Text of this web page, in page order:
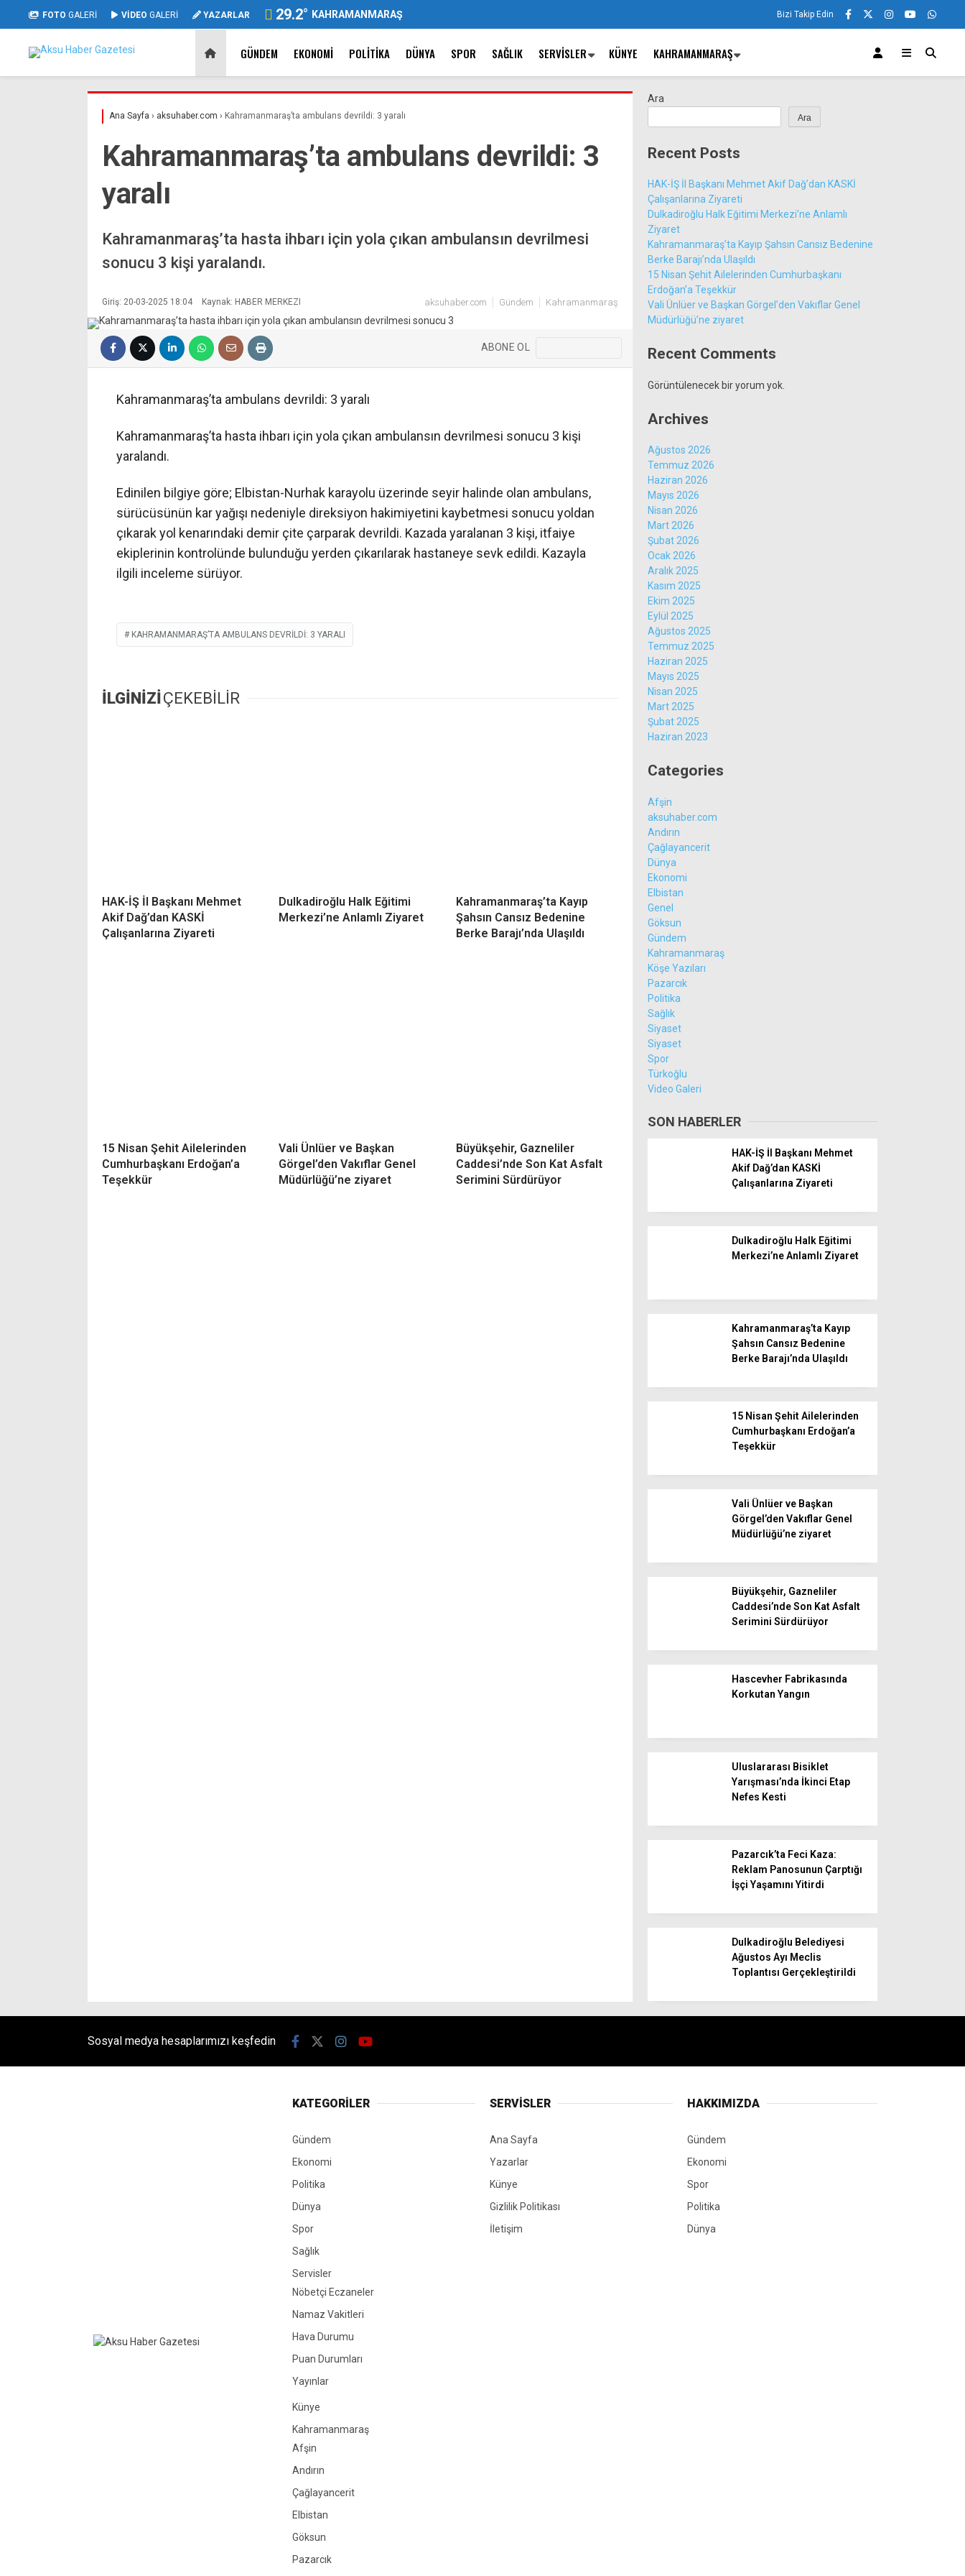
FOTO GALERİ VİDEO GALERİ YAZARLAR 29.2° KAHRAMANMARAŞ Bizi Takip Edin
GÜNDEM EKONOMI POLITIKA DÜNYA SPOR SAĞLIK SERVISLER KÜNYE KAHRAMANMARAŞ
Ana Sayfa › aksuhaber.com › Kahramanmaraş’ta ambulans devrildi: 3 yaralı
Kahramanmaraş’ta ambulans devrildi: 3
yaralı
Kahramanmaraş’ta hasta ihbarı için yola çıkan ambulansın devrilmesi
sonucu 3 kişi yaralandı.
Giriş: 20-03-2025 18:04 Kaynak: HABER MERKEZI aksuhaber.com Gündem Kahramanmaraş
ABONE OL
Kahramanmaraş’ta ambulans devrildi: 3 yaralı
Kahramanmaraş’ta hasta ihbarı için yola çıkan ambulansın devrilmesi sonucu 3 kişi
yaralandı.
Edinilen bilgiye göre; Elbistan-Nurhak karayolu üzerinde seyir halinde olan ambulans,
sürücüsünün kar yağışı nedeniyle direksiyon hakimiyetini kaybetmesi sonucu yoldan
çıkarak yol kenarındaki demir çite çarparak devrildi. Kazada yaralanan 3 kişi, itfaiye
ekiplerinin kontrolünde bulunduğu yerden çıkarılarak hastaneye sevk edildi. Kazayla
ilgili inceleme sürüyor.
KAHRAMANMARAŞ’TA AMBULANS DEVRILDI: 3 YARALI
İLGİNİZİÇEKEBİLİR
HAK-İŞ İl Başkanı Mehmet
Akif Dağ’dan KASKİ
Çalışanlarına Ziyareti
Dulkadiroğlu Halk Eğitimi
Merkezi’ne Anlamlı Ziyaret
Kahramanmaraş’ta Kayıp
Şahsın Cansız Bedenine
Berke Barajı’nda Ulaşıldı
15 Nisan Şehit Ailelerinden
Cumhurbaşkanı Erdoğan’a
Teşekkür
Vali Ünlüer ve Başkan
Görgel’den Vakıflar Genel
Müdürlüğü’ne ziyaret
Büyükşehir, Gazneliler
Caddesi’nde Son Kat Asfalt
Serimini Sürdürüyor
Ara
Ara
Recent Posts
HAK-İŞ İl Başkanı Mehmet Akif Dağ’dan KASKİ
Çalışanlarına Ziyareti
Dulkadiroğlu Halk Eğitimi Merkezi’ne Anlamlı
Ziyaret
Kahramanmaraş’ta Kayıp Şahsın Cansız Bedenine
Berke Barajı’nda Ulaşıldı
15 Nisan Şehit Ailelerinden Cumhurbaşkanı
Erdoğan’a Teşekkür
Vali Ünlüer ve Başkan Görgel’den Vakıflar Genel
Müdürlüğü’ne ziyaret
Recent Comments
Görüntülenecek bir yorum yok.
Archives
Ağustos 2026
Temmuz 2026
Haziran 2026
Mayıs 2026
Nisan 2026
Mart 2026
Şubat 2026
Ocak 2026
Aralık 2025
Kasım 2025
Ekim 2025
Eylül 2025
Ağustos 2025
Temmuz 2025
Haziran 2025
Mayıs 2025
Nisan 2025
Mart 2025
Şubat 2025
Haziran 2023
Categories
Afşin
aksuhaber.com
Andırın
Çağlayancerit
Dünya
Ekonomi
Elbistan
Genel
Göksun
Gündem
Kahramanmaraş
Köşe Yazıları
Pazarcık
Politika
Sağlık
Siyaset
Siyaset
Spor
Türkoğlu
Video Galeri
SON HABERLER
HAK-İŞ İl Başkanı Mehmet
Akif Dağ’dan KASKİ
Çalışanlarına Ziyareti
Dulkadiroğlu Halk Eğitimi
Merkezi’ne Anlamlı Ziyaret
Kahramanmaraş’ta Kayıp
Şahsın Cansız Bedenine
Berke Barajı’nda Ulaşıldı
15 Nisan Şehit Ailelerinden
Cumhurbaşkanı Erdoğan’a
Teşekkür
Vali Ünlüer ve Başkan
Görgel’den Vakıflar Genel
Müdürlüğü’ne ziyaret
Büyükşehir, Gazneliler
Caddesi’nde Son Kat Asfalt
Serimini Sürdürüyor
Hascevher Fabrikasında
Korkutan Yangın
Uluslararası Bisiklet
Yarışması’nda İkinci Etap
Nefes Kesti
Pazarcık’ta Feci Kaza:
Reklam Panosunun Çarptığı
İşçi Yaşamını Yitirdi
Dulkadiroğlu Belediyesi
Ağustos Ayı Meclis
Toplantısı Gerçekleştirildi
Sosyal medya hesaplarımızı keşfedin
KATEGORİLER
Gündem
Ekonomi
Politika
Dünya
Spor
Sağlık
Servisler
Nöbetçi Eczaneler
Namaz Vakitleri
Hava Durumu
Puan Durumları
Yayınlar
Künye
Kahramanmaraş
Afşin
Andırın
Çağlayancerit
Elbistan
Göksun
Pazarcık
SERVİSLER
Ana Sayfa
Yazarlar
Künye
Gizlilik Politikası
İletişim
HAKKIMIZDA
Gündem
Ekonomi
Spor
Politika
Dünya